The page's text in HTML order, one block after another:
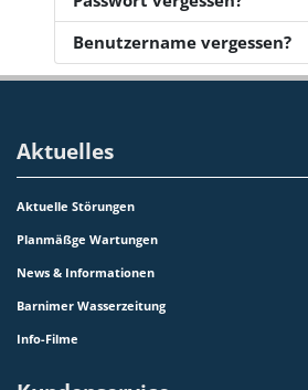
Benutzername vergessen?
Aktuelles
Aktuelle Störungen
Planmäßge Wartungen
News & Informationen
Barnimer Wasserzeitung
Info-Filme